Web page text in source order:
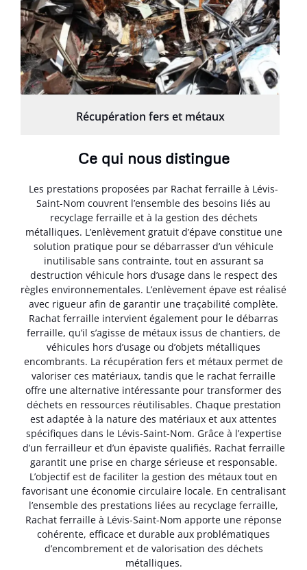
Récupération fers et métaux
Ce qui nous distingue
Les prestations proposées par Rachat ferraille à Lévis-
Saint-Nom couvrent l’ensemble des besoins liés au
recyclage ferraille et à la gestion des déchets
métalliques. L’enlèvement gratuit d’épave constitue une
solution pratique pour se débarrasser d’un véhicule
inutilisable sans contrainte, tout en assurant sa
destruction véhicule hors d’usage dans le respect des
règles environnementales. L’enlèvement épave est réalisé
avec rigueur afin de garantir une traçabilité complète.
Rachat ferraille intervient également pour le débarras
ferraille, qu’il s’agisse de métaux issus de chantiers, de
véhicules hors d’usage ou d’objets métalliques
encombrants. La récupération fers et métaux permet de
valoriser ces matériaux, tandis que le rachat ferraille
offre une alternative intéressante pour transformer des
déchets en ressources réutilisables. Chaque prestation
est adaptée à la nature des matériaux et aux attentes
spécifiques dans le Lévis-Saint-Nom. Grâce à l’expertise
d’un ferrailleur et d’un épaviste qualifiés, Rachat ferraille
garantit une prise en charge sérieuse et responsable.
L’objectif est de faciliter la gestion des métaux tout en
favorisant une économie circulaire locale. En centralisant
l’ensemble des prestations liées au recyclage ferraille,
Rachat ferraille à Lévis-Saint-Nom apporte une réponse
cohérente, efficace et durable aux problématiques
d’encombrement et de valorisation des déchets
métalliques.